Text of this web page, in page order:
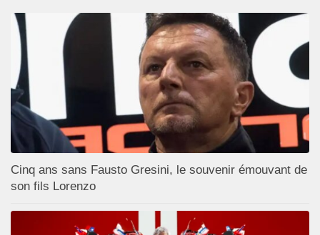
Cinq ans sans Fausto Gresini, le souvenir émouvant de
son fils Lorenzo